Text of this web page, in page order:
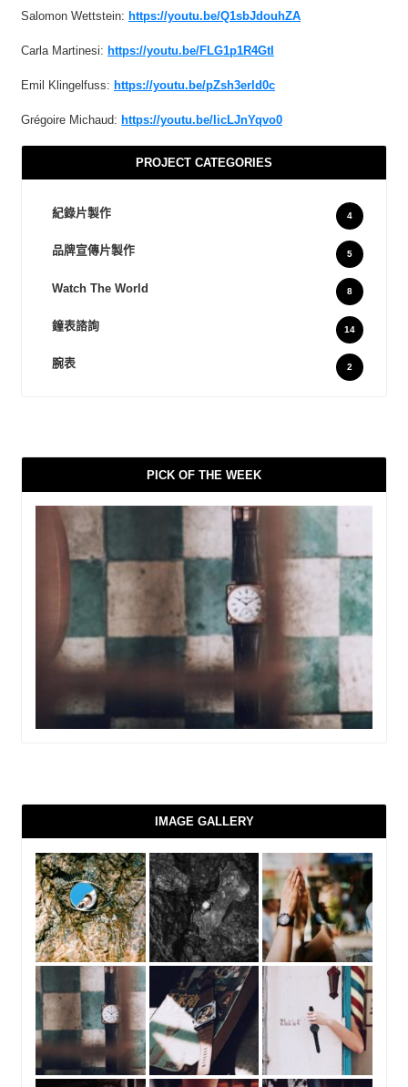
Salomon Wettstein: https://youtu.be/Q1sbJdouhZA
Carla Martinesi: https://youtu.be/FLG1p1R4GtI
Emil Klingelfuss:https://youtu.be/pZsh3erld0c
Grégoire Michaud:https://youtu.be/licLJnYqvo0
PROJECT CATEGORIES
紀錄片製作 4
品牌宣傳片製作 5
Watch The World 8
鐘表諮詢 14
腕表 2
PICK OF THE WEEK
IMAGE GALLERY